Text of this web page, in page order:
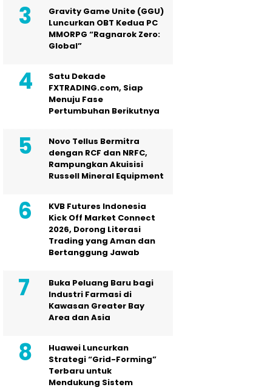
Gravity Game Unite (GGU)
Luncurkan OBT Kedua PC
MMORPG “Ragnarok Zero:
Global”
Satu Dekade
FXTRADING.com, Siap
Menuju Fase
Pertumbuhan Berikutnya
Novo Tellus Bermitra
dengan RCF dan NRFC,
Rampungkan Akuisisi
Russell Mineral Equipment
KVB Futures Indonesia
Kick Off Market Connect
2026, Dorong Literasi
Trading yang Aman dan
Bertanggung Jawab
Buka Peluang Baru bagi
Industri Farmasi di
Kawasan Greater Bay
Area dan Asia
Huawei Luncurkan
Strategi “Grid-Forming”
Terbaru untuk
Mendukung Sistem